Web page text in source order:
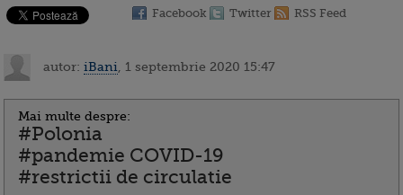
Facebook Twitter RSS Feed
autor: iBani , 1 septembrie 2020 15:47
Mai multe despre:
#Polonia
#pandemie COVID-19
#restrictii de circulatie